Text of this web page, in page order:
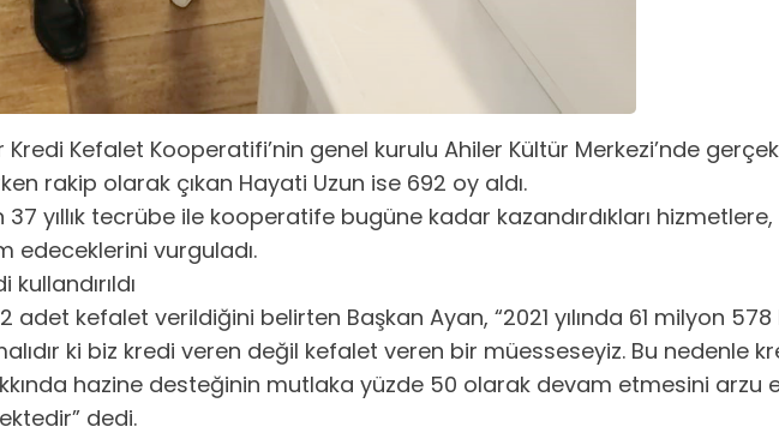
Kefalet Kooperatifi’nin genel kurulu Ahiler Kültür Merkezi’nde
rakip olarak çıkan Hayati Uzun ise 692 oy aldı.
37 yıllık tecrübe ile kooperatife bugüne kadar kazandırdıkları
edeceklerini vurguladı.
adet kefalet verildiğini belirten Başkan Ayan, “2021 yılında 61 milyon
ki biz kredi veren değil kefalet veren bir müesseseyiz. Bu nedenle
hazine desteğinin mutlaka yüzde 50 olarak devam etmesini arzu
dedi.